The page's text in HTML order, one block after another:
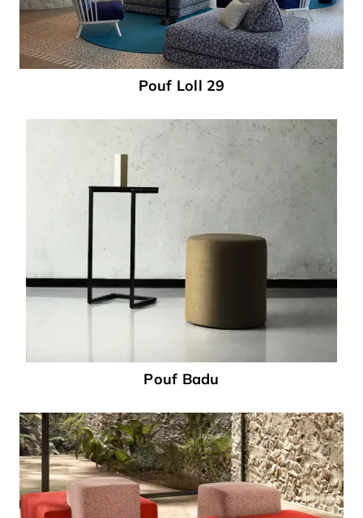
Pouf Loll 29
Pouf Badu